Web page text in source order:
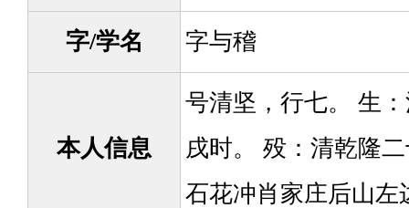
字/学名 字与稽
本人信息
号清坚，行七。 生
戌时。 殁：清乾隆
石花冲肖家庄后山左